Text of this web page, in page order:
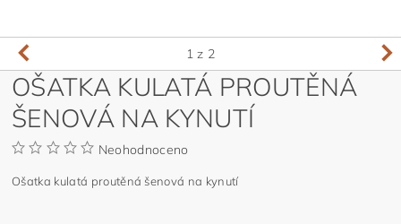
1 z 2
OŠATKA KULATÁ PROUTĚNÁ
ŠENOVÁ NA KYNUTÍ
Neohodnoceno
Ošatka kulatá proutěná šenová na kynutí